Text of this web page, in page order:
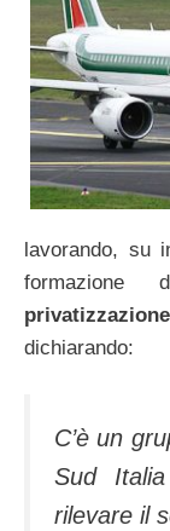
lavorando, su
privatizzazione
dichiarando:
C’è un
Sud
rilevare il